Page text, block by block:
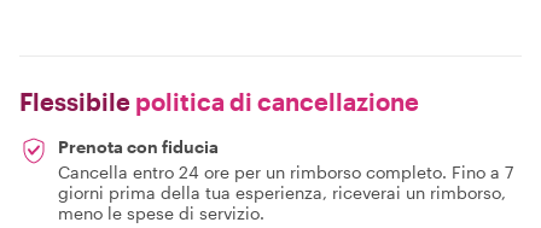
Flessibile politica di cancellazione
Prenota con fiducia
Cancella entro 24 ore per un rimborso completo. Fino a 7
giorni prima della tua esperienza, riceverai un rimborso,
meno le spese di servizio.